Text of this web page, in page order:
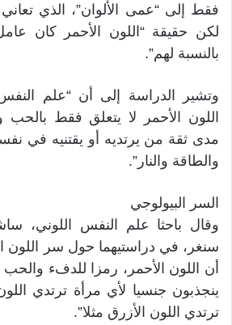
فقط إلى “عمى الألوان”، الذي تعاني
لكن حقيقة “اللون الأحمر كان
بالنسبة لهم”.
وتشير الدراسة إلى أن “علم
اللون الأحمر لا يتعلق فقط
مدى ثقة من يرتديه أو يقتنيه في
والطاقة والنار”.
السر البيولوجي
وقال باحثا علم النفس اللوني،
سنغر، في دراستيهما حول سر اللون
أن اللون الأحمر، رمزا للدفء والحب
ينجذبون جنسيا لأي مرأة ترتدي
ترتدي اللون الأزرق مثلا”.